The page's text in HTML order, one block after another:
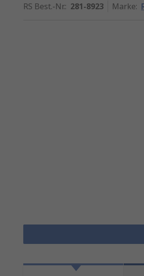
RS Best.-Nr.: 281-8923 Marke: